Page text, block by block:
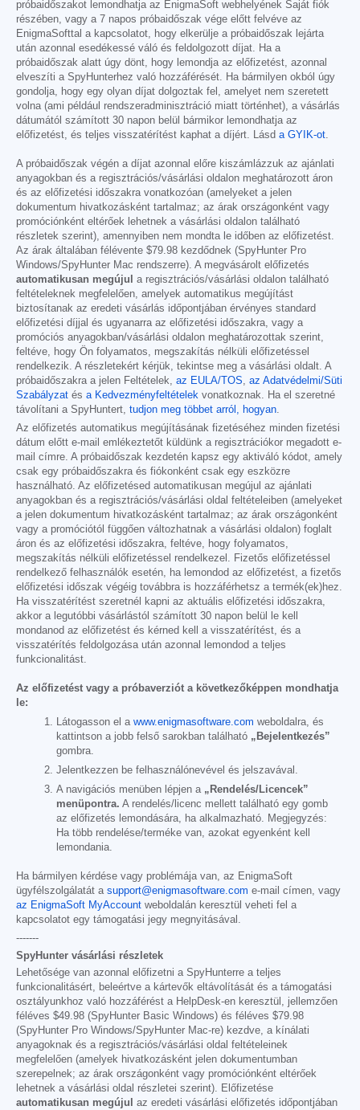
próbaidőszakot lemondhatja az EnigmaSoft webhelyének Saját fiók
részében, vagy a 7 napos próbaidőszak vége előtt felvéve az
EnigmaSofttal a kapcsolatot, hogy elkerülje a próbaidőszak lejárta
után azonnal esedékessé váló és feldolgozott díjat. Ha a
próbaidőszak alatt úgy dönt, hogy lemondja az előfizetést, azonnal
elveszíti a SpyHunterhez való hozzáférését. Ha bármilyen okból úgy
gondolja, hogy egy olyan díjat dolgoztak fel, amelyet nem szeretett
volna (ami például rendszeradminisztráció miatt történhet), a vásárlás
dátumától számított 30 napon belül bármikor lemondhatja az
előfizetést, és teljes visszatérítést kaphat a díjért. Lásd a GYIK-ot
A próbaidőszak végén a díjat azonnal előre kiszámlázzuk az ajánlati
anyagokban és a regisztrációs/vásárlási oldalon meghatározott áron
és az előfizetési időszakra vonatkozóan (amelyeket a jelen
dokumentum hivatkozásként tartalmaz; az árak országonként vagy
promóciónként eltérőek lehetnek a vásárlási oldalon található
részletek szerint), amennyiben nem mondta le időben az előfizetést.
Az árak általában félévente $79.98 kezdődnek (SpyHunter Pro
Windows/SpyHunter Mac rendszerre). A megvásárolt előfizetés
automatikusan megújul
a regisztrációs/vásárlási oldalon található
feltételeknek megfelelően, amelyek automatikus megújítást
biztosítanak az eredeti vásárlás időpontjában érvényes standard
előfizetési díjjal és ugyanarra az előfizetési időszakra, vagy a
promóciós anyagokban/vásárlási oldalon meghatározottak szerint,
feltéve, hogy Ön folyamatos, megszakítás nélküli előfizetéssel
rendelkezik. A részletekért kérjük, tekintse meg a vásárlási oldalt. A
próbaidőszakra a jelen Feltételek, az EULA/TOS
az Adatvédelmi/Süti
Szabályzat és a Kedvezményfeltételek vonatkoznak. Ha el szeretné
távolítani a SpyHuntert, tudjon meg többet arról, hogyan
Az előfizetés automatikus megújításának fizetéséhez minden fizetési
dátum előtt e-mail emlékeztetőt küldünk a regisztrációkor megadott e-
mail címre. A próbaidőszak kezdetén kapsz egy aktiváló kódot, amely
csak egy próbaidőszakra és fiókonként csak egy eszközre
használható. Az előfizetésed automatikusan megújul az ajánlati
anyagokban és a regisztrációs/vásárlási oldal feltételeiben (amelyeket
a jelen dokumentum hivatkozásként tartalmaz; az árak országonként
vagy a promóciótól függően változhatnak a vásárlási oldalon) foglalt
áron és az előfizetési időszakra, feltéve, hogy folyamatos,
megszakítás nélküli előfizetéssel rendelkezel. Fizetős előfizetéssel
rendelkező felhasználók esetén, ha lemondod az előfizetést, a fizetős
előfizetési időszak végéig továbbra is hozzáférhetsz a termék(ek)hez.
Ha visszatérítést szeretnél kapni az aktuális előfizetési időszakra,
akkor a legutóbbi vásárlástól számított 30 napon belül le kell
mondanod az előfizetést és kérned kell a visszatérítést, és a
visszatérítés feldolgozása után azonnal lemondod a teljes
funkcionalitást.
Az előfizetést vagy a próbaverziót a következőképpen mondhatja
le:
Látogasson el a www.enigmasoftware.com weboldalra, és
kattintson a jobb felső sarokban található „Bejelentkezés”
gombra.
Jelentkezzen be felhasználónevével és jelszavával.
A navigációs menüben lépjen a „Rendelés/Licencek”
menüpontra. A rendelés/licenc mellett található egy gomb
az előfizetés lemondására, ha alkalmazható. Megjegyzés:
Ha több rendelése/terméke van, azokat egyenként kell
lemondania.
Ha bármilyen kérdése vagy problémája van, az EnigmaSoft
ügyfélszolgálatát a support@enigmasoftware.com e-mail címen, vagy
az EnigmaSoft MyAccount weboldalán keresztül veheti fel a
kapcsolatot egy támogatási jegy megnyitásával.
-------
SpyHunter vásárlási részletek
Lehetősége van azonnal előfizetni a SpyHunterre a teljes
funkcionalitásért, beleértve a kártevők eltávolítását és a támogatási
osztályunkhoz való hozzáférést a HelpDesk-en keresztül, jellemzően
féléves $49.98 (SpyHunter Basic Windows) és féléves $79.98
(SpyHunter Pro Windows/SpyHunter Mac-re) kezdve, a kínálati
anyagoknak és a regisztrációs/vásárlási oldal feltételeinek
megfelelően (amelyek hivatkozásként jelen dokumentumban
szerepelnek; az árak országonként vagy promóciónként eltérőek
lehetnek a vásárlási oldal részletei szerint). Előfizetése
automatikusan megújul
az eredeti vásárlási előfizetés időpontjában